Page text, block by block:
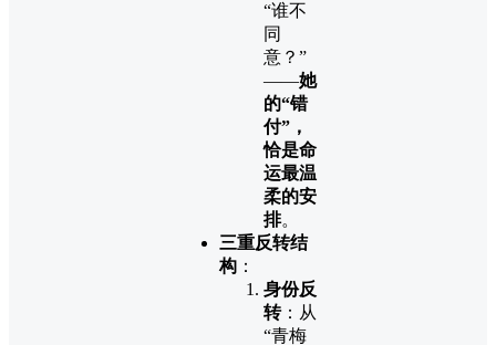
“谁不
同
意？”
——她
的“错
付”，
恰是命
运最温
柔的安
排。
三重反转结
构 ：
身份反
转：从
“青梅